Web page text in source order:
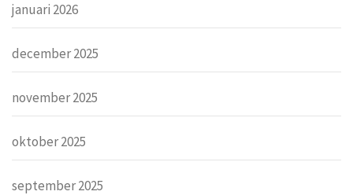
januari 2026
december 2025
november 2025
oktober 2025
september 2025